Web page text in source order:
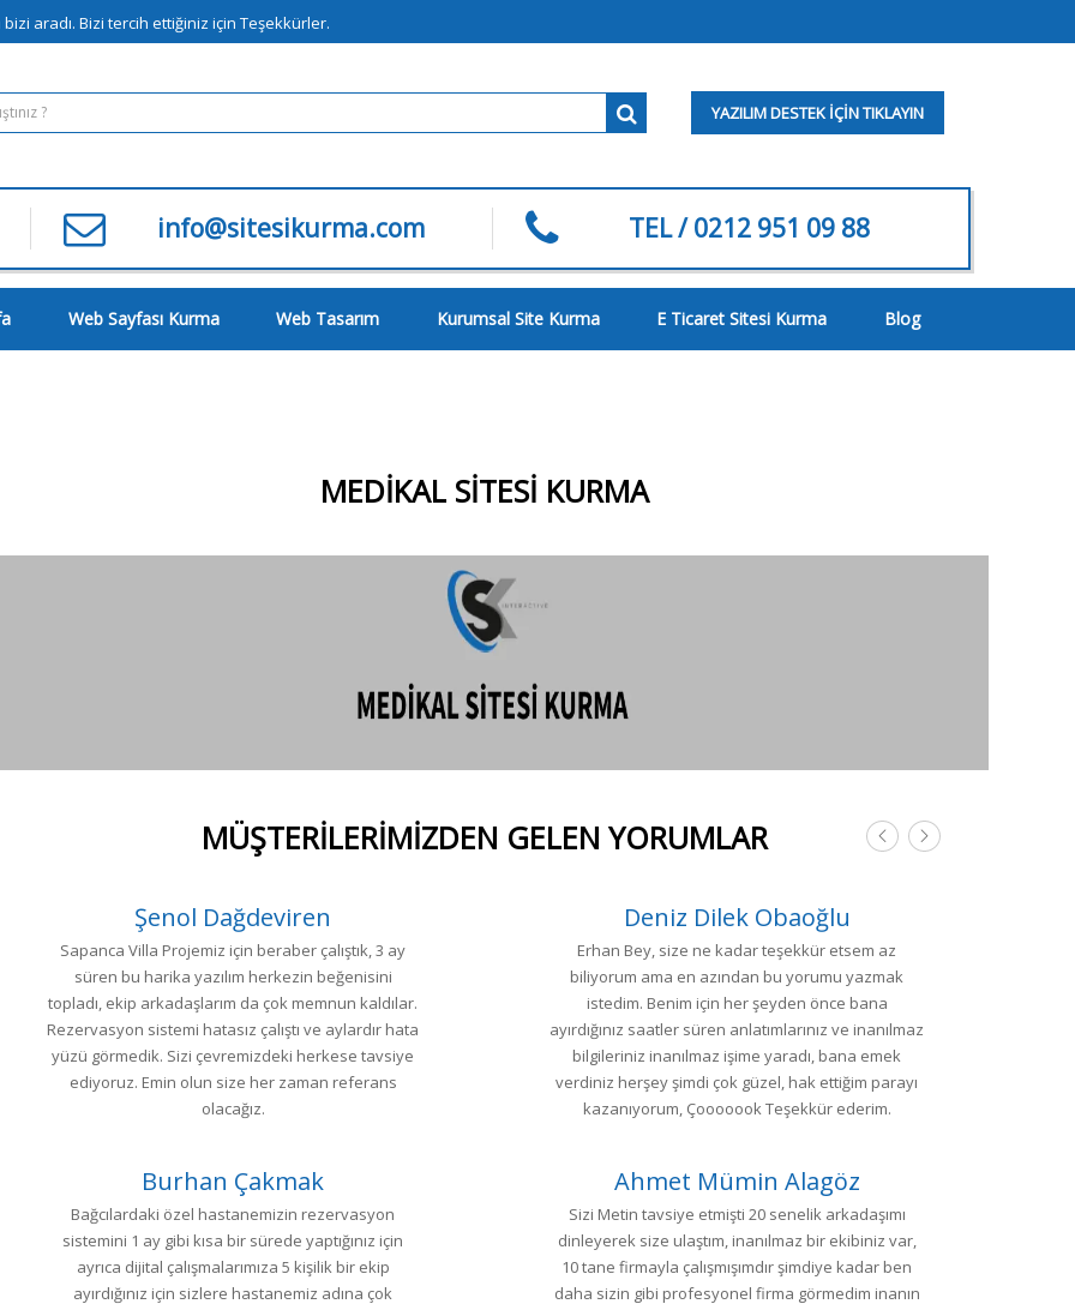
aradı. Bizi tercih ettiğiniz için Teşekkürler.
YAZILIM DESTEK İÇİN TIKLAYIN
info@sitesikurma.com TEL / 0212 951 09 88
Web Sayfası Kurma Web Tasarım Kurumsal Site Kurma E Ticaret Sitesi Kurma Blog
MEDIKAL SITESI KURMA
MÜŞTERİLERİMİZDEN GELEN YORUMLAR
Şenol Dağdeviren
Sapanca Villa Projemiz için beraber çalıştık, 3 ay
süren bu harika yazılım herkezin beğenisini
topladı, ekip arkadaşlarım da çok memnun kaldılar.
Rezervasyon sistemi hatasız çalıştı ve aylardır hata
yüzü görmedik. Sizi çevremizdeki herkese tavsiye
ediyoruz. Emin olun size her zaman referans
olacağız.
Burhan Çakmak
Bağcılardaki özel hastanemizin rezervasyon
sistemini 1 ay gibi kısa bir sürede yaptığınız için
ayrıca dijital çalışmalarımıza 5 kişilik bir ekip
ayırdığınız için sizlere hastanemiz adına çok
Deniz Dilek Obaoğlu
Erhan Bey, size ne kadar teşekkür etsem az
biliyorum ama en azından bu yorumu yazmak
istedim. Benim için her şeyden önce bana
ayırdığınız saatler süren anlatımlarınız ve inanılmaz
bilgileriniz inanılmaz işime yaradı, bana emek
verdiniz herşey şimdi çok güzel, hak ettiğim parayı
kazanıyorum, Çooooook Teşekkür ederim.
Ahmet Mümin Alagöz
Sizi Metin tavsiye etmişti 20 senelik arkadaşımı
dinleyerek size ulaştım, inanılmaz bir ekibiniz var,
10 tane firmayla çalışmışımdır şimdiye kadar ben
daha sizin gibi profesyonel firma görmedim inanın